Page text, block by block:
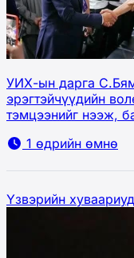
УИХ-ын дарга
эрэгтэйчүүдийн
тэмцээнийг нээж,
1 өдрийн өмнө
Үзвэрийн хуваариуд